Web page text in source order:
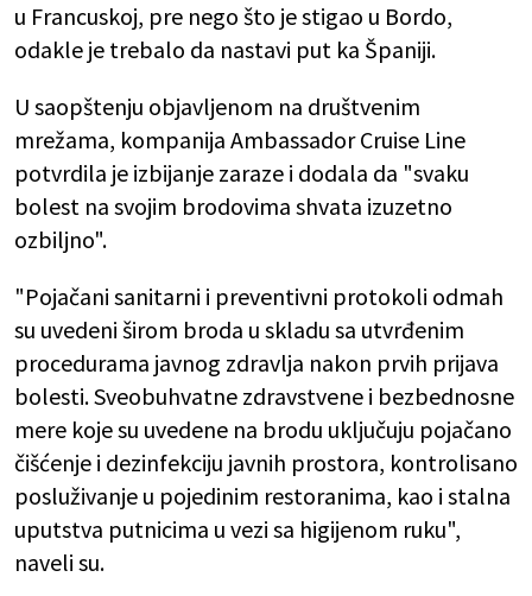
u Francuskoj, pre nego što je stigao u Bordo,
odakle je trebalo da nastavi put ka Španiji.
U saopštenju objavljenom na društvenim
mrežama, kompanija Ambassador Cruise Line
potvrdila je izbijanje zaraze i dodala da "svaku
bolest na svojim brodovima shvata izuzetno
ozbiljno".
"Pojačani sanitarni i preventivni protokoli odmah
su uvedeni širom broda u skladu sa utvrđenim
procedurama javnog zdravlja nakon prvih prijava
bolesti. Sveobuhvatne zdravstvene i bezbednosne
mere koje su uvedene na brodu uključuju pojačano
čišćenje i dezinfekciju javnih prostora, kontrolisano
posluživanje u pojedinim restoranima, kao i stalna
uputstva putnicima u vezi sa higijenom ruku",
naveli su.